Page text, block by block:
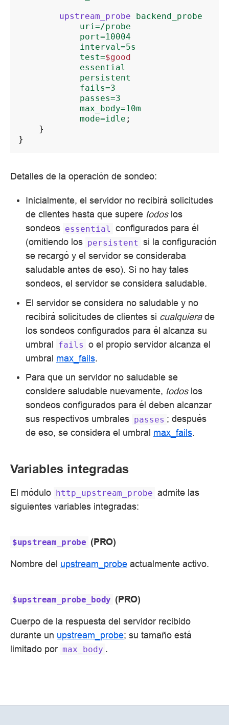
upstream_probe
backend_probe
uri=/probe
port=10004
interval=5s
test=$good
essential
persistent
fails=3
passes=3
max_body=10m
mode=idle ;
}
}
Detalles de la operación de sondeo:
Inicialmente, el servidor no recibirá solicitudes
de clientes hasta que supere todoslos
sondeos essential
configurados para él
(omitiendo los persistent si la configuración
se recargó y el servidor se consideraba
saludable antes de eso). Si no hay tales
sondeos, el servidor se considera saludable.
El servidor se considera no saludable y no
recibirá solicitudes de clientes si cualquierade
los sondeos configurados para él alcanza su
umbral fails o el propio servidor alcanza el
umbral max_fails.
Para que un servidor no saludable se
considere saludable nuevamente, todoslos
sondeos configurados para él deben alcanzar
sus respectivos umbrales passes ; después
de eso, se considera el umbral max_fails.
Variables integradas
El módulo http_upstream_probe admite las
siguientes variables integradas:
$upstream_probe (PRO)
Nombre del upstream_probe actualmente activo.
$upstream_probe_body (PRO)
Cuerpo de la respuesta del servidor recibido
durante un upstream_probe; su tamaño está
limitado por max_body .